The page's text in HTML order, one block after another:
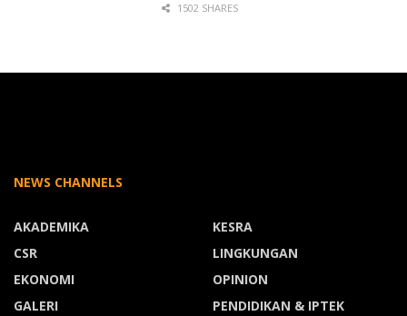
1502 SHARES
NEWS CHANNELS
AKADEMIKA
CSR
EKONOMI
GALERI
KESRA
LINGKUNGAN
OPINION
PENDIDIKAN & IPTEK